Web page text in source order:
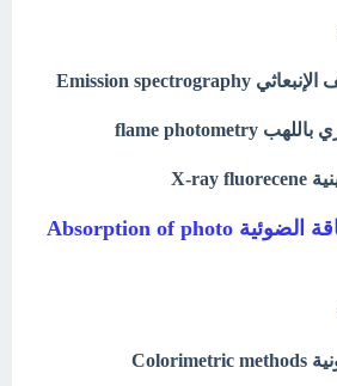
ثانياً : امتصاص الطاقة الضوئية Absorption of photo